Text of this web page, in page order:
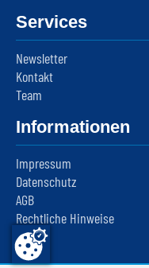
Services
Newsletter
Kontakt
Team
Informationen
Impressum
Datenschutz
AGB
Rechtliche Hinweise